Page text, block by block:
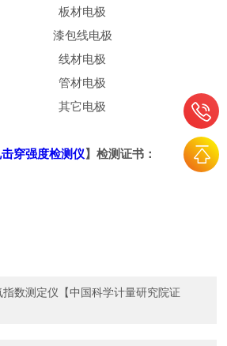
板材电极
漆包线电极
线材电极
管材电极
其它电极
穿强度检测仪】检测证书：
指数测定仪【中国科学计量研究院证